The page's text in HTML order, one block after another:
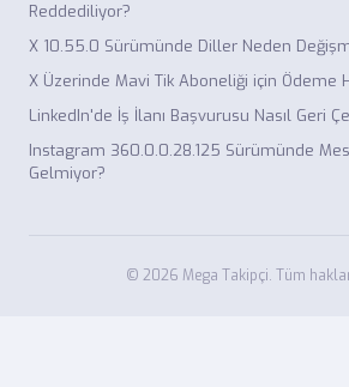
Reddediliyor?
X 10.55.0 Sürümünde Diller Neden
X Üzerinde Mavi Tik Aboneliği için Ödeme
LinkedIn'de İş İlanı Başvurusu Nasıl Geri
Instagram 360.0.0.28.125 Sürümünde
Gelmiyor?
© 2026 Mega Takipçi. Tüm